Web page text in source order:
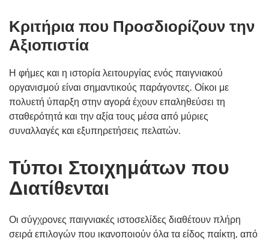
Κριτήρια που Προσδιορίζουν την
Αξιοπιστία
Η φήμες και η ιστορία λειτουργίας ενός παιγνιακού
οργανισμού είναι σημαντικούς παράγοντες. Οίκοι με
πολυετή ύπαρξη στην αγορά έχουν επαληθεύσει τη
σταθερότητά και την αξία τους μέσα από μύριες
συναλλαγές και εξυπηρετήσεις πελατών.
Τύποι Στοιχημάτων που
Διατίθενται
Οι σύγχρονες παιγνιακές ιστοσελίδες διαθέτουν πλήρη
σειρά επιλογών που ικανοποιούν όλα τα είδος παίκτη, από